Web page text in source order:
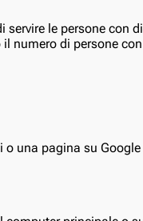
servire le persone con
numero di persone
una pagina su